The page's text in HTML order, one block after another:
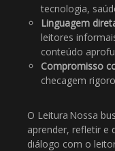
tecnologia,
Linguagem
leitores
conteúdo
Compromisso
checagem
O Leitura Nossa
aprender, refletir e
diálogo com o